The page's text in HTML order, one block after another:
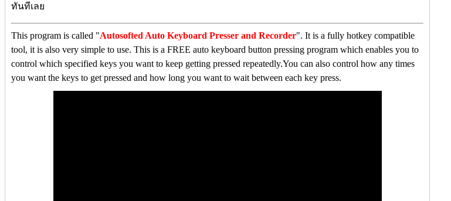
ทันทีเลย
This program is called "Autosofted Auto Keyboard Presser and Recorder". It is a fully hotkey compatible
tool, it is also very simple to use. This is a FREE auto keyboard button pressing program which enables you to
control which specified keys you want to keep getting pressed repeatedly.You can also control how any times
you want the keys to get pressed and how long you want to wait between each key press.